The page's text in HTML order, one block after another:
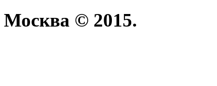
Москва © 2015.